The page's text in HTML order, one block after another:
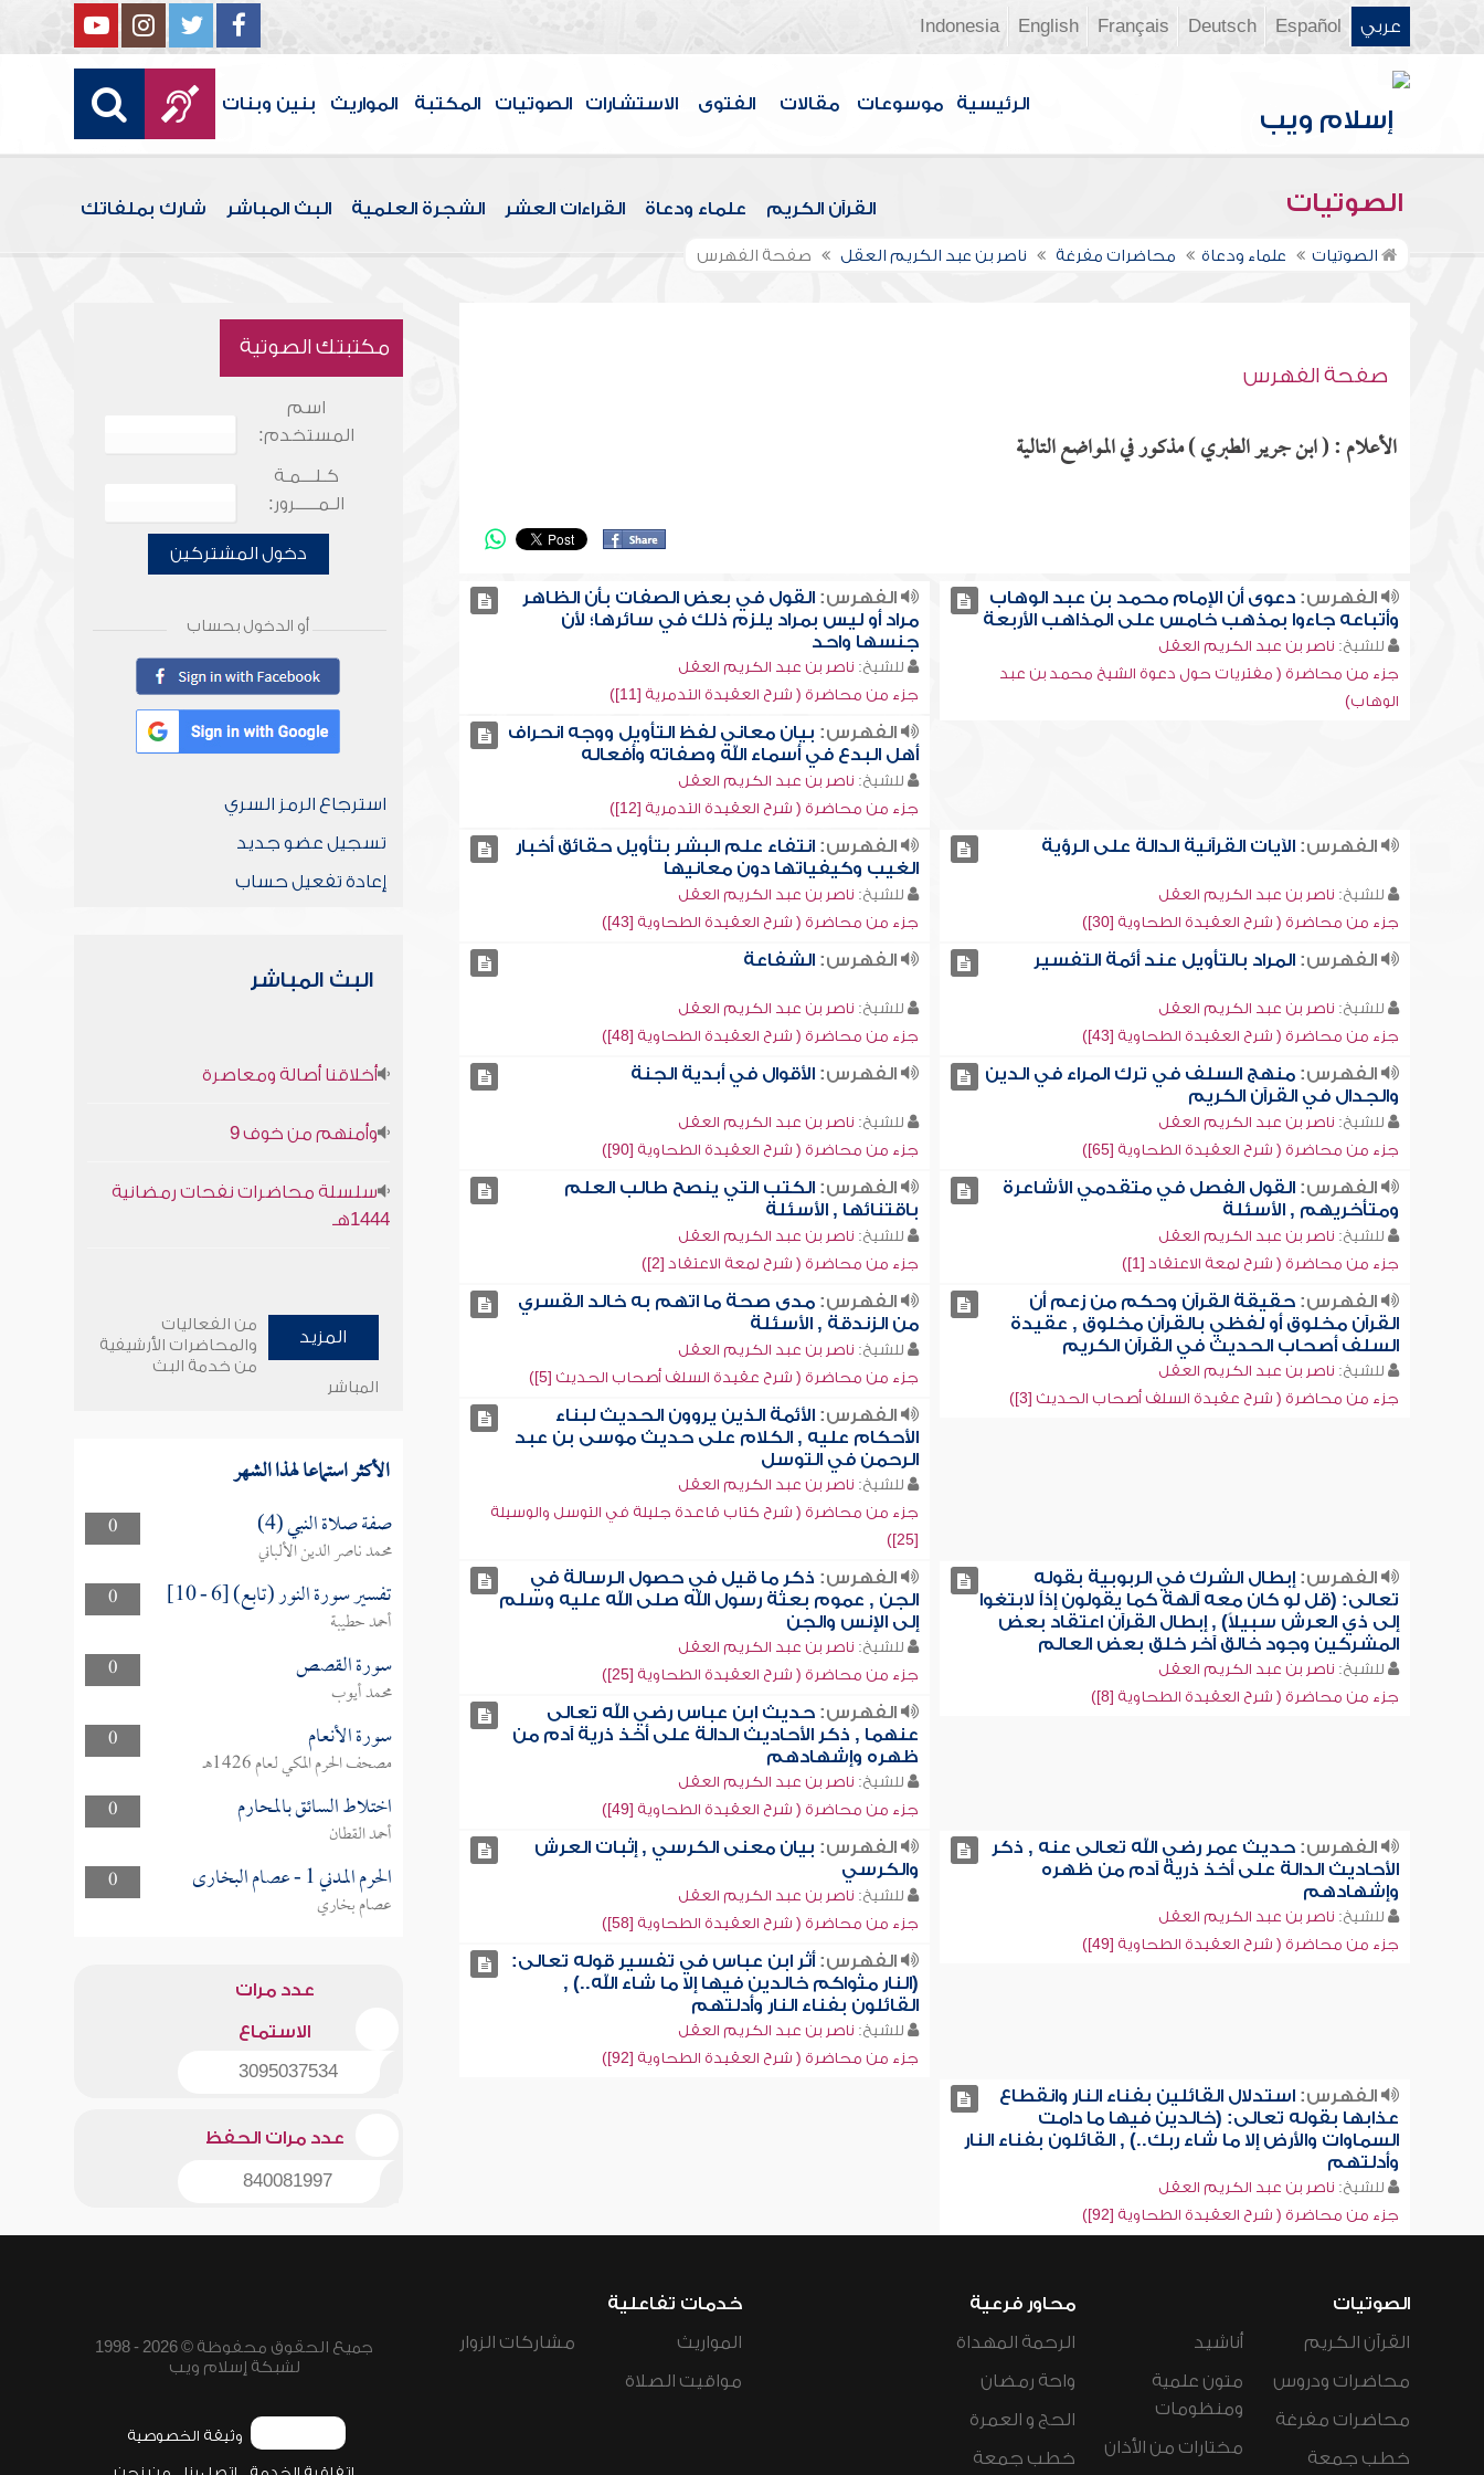
عربي Español
Deutsch
Français
English
Indonesia
الرئيسية موسوعات مقالات الفتوى الاستشارات الصوتيات المكتبة المواريث بنين وبنات
الصوتيات القرآن الكريم علماء ودعاة القراءات العشر الشجرة العلمية البث المباشر شارك بملفاتك
الصوتيات علماء ودعاة محاضرات مفرغة ناصر بن عبد الكريم العقل صفحة الفهرس
صفحة الفهرس
الأعلام : ( ابن جرير الطبري ) مذكور في المواضع التالية
الفهرس:دعوى أن الإمام محمد بن عبد الوهاب
وأتباعه جاءوا بمذهب خامس على المذاهب الأربعة
للشيخ: ناصر بن عبد الكريم العقل
جزء من محاضرة ( مفتريات حول دعوة الشيخ محمد بن عبد
الوهاب)
الفهرس: القول في بعض الصفات بأن الظاهر
مراد أو ليس بمراد يلزم ذلك في سائرها؛ لأن
جنسها واحد
للشيخ: ناصر بن عبد الكريم العقل
جزء من محاضرة ( شرح العقيدة التدمرية [11])
الفهرس: بيان معاني لفظ التأويل ووجه انحراف
أهل البدع في أسماء الله وصفاته وأفعاله
للشيخ: ناصر بن عبد الكريم العقل
جزء من محاضرة ( شرح العقيدة التدمرية [12])
الفهرس:الآيات القرآنية الدالة على الرؤية
للشيخ: ناصر بن عبد الكريم العقل
جزء من محاضرة ( شرح العقيدة الطحاوية [30])
الفهرس: انتفاء علم البشر بتأويل حقائق أخبار
الغيب وكيفياتها دون معانيها
للشيخ: ناصر بن عبد الكريم العقل
جزء من محاضرة ( شرح العقيدة الطحاوية [43])
الفهرس:المراد بالتأويل عند أئمة التفسير
للشيخ: ناصر بن عبد الكريم العقل
جزء من محاضرة ( شرح العقيدة الطحاوية [43])
الفهرس: الشفاعة
للشيخ: ناصر بن عبد الكريم العقل
جزء من محاضرة ( شرح العقيدة الطحاوية [48])
الفهرس:منهج السلف في ترك المراء في الدين
والجدال في القرآن الكريم
للشيخ: ناصر بن عبد الكريم العقل
جزء من محاضرة ( شرح العقيدة الطحاوية [65])
الفهرس: الأقوال في أبدية الجنة
للشيخ: ناصر بن عبد الكريم العقل
جزء من محاضرة ( شرح العقيدة الطحاوية [90])
الفهرس:القول الفصل في متقدمي الأشاعرة
ومتأخريهم , الأسئلة
للشيخ: ناصر بن عبد الكريم العقل
جزء من محاضرة ( شرح لمعة الاعتقاد [1])
الفهرس: الكتب التي ينصح طالب العلم
باقتنائها , الأسئلة
للشيخ: ناصر بن عبد الكريم العقل
جزء من محاضرة ( شرح لمعة الاعتقاد [2])
الفهرس:حقيقة القرآن وحكم من زعم أن
القرآن مخلوق أو لفظي بالقرآن مخلوق , عقيدة
السلف أصحاب الحديث في القرآن الكريم
للشيخ: ناصر بن عبد الكريم العقل
جزء من محاضرة ( شرح عقيدة السلف أصحاب الحديث [3])
الفهرس: مدى صحة ما اتهم به خالد القسري
من الزندقة , الأسئلة
للشيخ: ناصر بن عبد الكريم العقل
جزء من محاضرة ( شرح عقيدة السلف أصحاب الحديث [5])
الفهرس: الأئمة الذين يروون الحديث لبناء
الأحكام عليه , الكلام على حديث موسى بن عبد
الرحمن في التوسل
للشيخ: ناصر بن عبد الكريم العقل
جزء من محاضرة ( شرح كتاب قاعدة جليلة في التوسل والوسيلة
[25])
الفهرس:إبطال الشرك في الربوبية بقوله
تعالى: (قل لو كان معه آلهة كما يقولون إذاً لابتغوا
إلى ذي العرش سبيلاً) , إبطال القرآن اعتقاد بعض
المشركين وجود خالق آخر خلق بعض العالم
للشيخ: ناصر بن عبد الكريم العقل
جزء من محاضرة ( شرح العقيدة الطحاوية [8])
الفهرس: ذكر ما قيل في حصول الرسالة في
الجن , عموم بعثة رسول الله صلى الله عليه وسلم
إلى الإنس والجن
للشيخ: ناصر بن عبد الكريم العقل
جزء من محاضرة ( شرح العقيدة الطحاوية [25])
الفهرس: حديث ابن عباس رضي الله تعالى
عنهما , ذكر الأحاديث الدالة على أخذ ذرية آدم من
ظهره وإشهادهم
للشيخ: ناصر بن عبد الكريم العقل
جزء من محاضرة ( شرح العقيدة الطحاوية [49])
الفهرس:حديث عمر رضي الله تعالى عنه , ذكر
الأحاديث الدالة على أخذ ذرية آدم من ظهره
وإشهادهم
للشيخ: ناصر بن عبد الكريم العقل
جزء من محاضرة ( شرح العقيدة الطحاوية [49])
الفهرس: بيان معنى الكرسي , إثبات العرش
والكرسي
للشيخ: ناصر بن عبد الكريم العقل
جزء من محاضرة ( شرح العقيدة الطحاوية [58])
الفهرس: أثر ابن عباس في تفسير قوله تعالى:
(النار مثواكم خالدين فيها إلا ما شاء الله..) ,
القائلون بفناء النار وأدلتهم
للشيخ: ناصر بن عبد الكريم العقل
جزء من محاضرة ( شرح العقيدة الطحاوية [92])
الفهرس:استدلال القائلين بفناء النار وانقطاع
عذابها بقوله تعالى: (خالدين فيها ما دامت
السماوات والأرض إلا ما شاء ربك..) , القائلون بفناء النار
وأدلتهم
للشيخ: ناصر بن عبد الكريم العقل
جزء من محاضرة ( شرح العقيدة الطحاوية [92])
مكتبتك الصوتية
اسم
المستخدم:
كـلـــمـة
الـمـــــرور:
دخول المشتركين
أو الدخول بحساب
استرجاع الرمز السري
تسجيل عضو جديد
إعادة تفعيل حساب
البث المباشر
أخلاقنا أصالة ومعاصرة
وأمنهم من خوف 9
سلسلة محاضرات نفحات رمضانية
1444هـ
المزيد
من الفعاليات
والمحاضرات الأرشيفية
من خدمة البث
المباشر
الأكثر استماعا لهذا الشهر
0 صفة صلاة النبي (4)
محمد ناصر الدين الألباني
0
تفسير سورة النور (تابع) [6 - 10]
أحمد حطيبة
0
سورة القصص
محمد أيوب
0
سورة الأنعام
مصحف الحرم المكي لعام 1426هـ
0
اختلاط السائق بالمحارم
أحمد القطان
0
الحرم المدني 1 - عصام البخارى
عصام بخاري
عدد مرات
الاستماع
3095037534
عدد مرات الحفظ
840081997
الصوتيات
القرآن الكريم
محاضرات ودروس
محاضرات مفرغة
خطب جمعة
أناشيد
متون علمية
ومنظومات
مختارات من الأذان
محاور فرعية
الرحمة المهداة
واحة رمضان
الحج و العمرة
خطب جمعة
خدمات تفاعلية
المواريث
مواقيت الصلاة
مشاركات الزوار
جميع الحقوق محفوظة © 2026 - 1998
لشبكة إسلام ويب
وثيقة الخصوصية